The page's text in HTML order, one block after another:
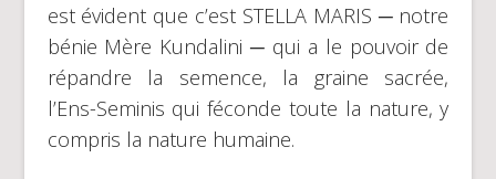
est évident que c’est STELLA MARIS ─ notre
bénie Mère Kundalini ─ qui a le pouvoir de
répandre la semence, la graine sacrée,
l’Ens-Seminis qui féconde toute la nature, y
compris la nature humaine.